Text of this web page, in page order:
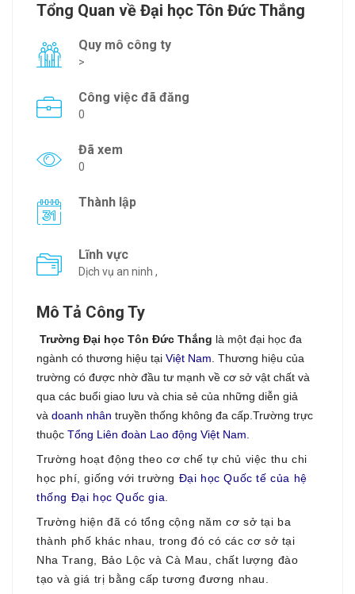
Tổng Quan về Đại học Tôn Đức Thắng
Quy mô công ty
>
Công việc đã đăng
0
Đã xem
0
Thành lập
Lĩnh vực
Dịch vụ an ninh ,
Mô Tả Công Ty
Trường Đại học Tôn Đức Thắng là một đại học đa
ngành có thương hiệu tại Việt Nam. Thương hiệu của
trường có được nhờ đầu tư mạnh về cơ sở vật chất và
qua các buổi giao lưu và chia sẻ của những diễn giả
và doanh nhân truyền thống không đa cấp.Trường trực
thuộc Tổng Liên đoàn Lao động Việt Nam.
Trường hoạt động theo cơ chế tự chủ việc thu chi
học phí, giống với trường Đại học Quốc tế của hệ
thống Đại học Quốc gia.
Trường hiện đã có tổng cộng năm cơ sở tại ba
thành phố khác nhau, trong đó có các cơ sở tại
Nha Trang, Bảo Lộc và Cà Mau, chất lượng đào
tạo và giá trị bằng cấp tương đương nhau.